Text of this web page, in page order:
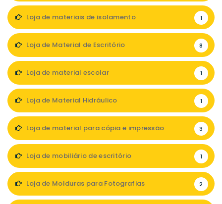
Loja de materiais de isolamento 1
Loja de Material de Escritório 8
Loja de material escolar 1
Loja de Material Hidráulico 1
Loja de material para cópia e impressão 3
Loja de mobiliário de escritório 1
Loja de Molduras para Fotografias 2